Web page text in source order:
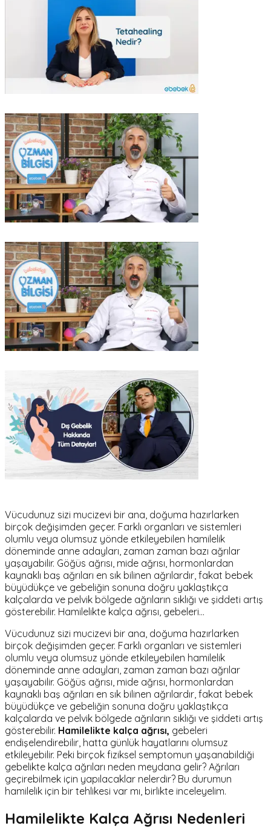
Vücudunuz sizi mucizevi bir ana, doğuma hazırlarken
birçok değişimden geçer. Farklı organları ve sistemleri
olumlu veya olumsuz yönde etkileyebilen hamilelik
döneminde anne adayları, zaman zaman bazı ağrılar
yaşayabilir. Göğüs ağrısı, mide ağrısı, hormonlardan
kaynaklı baş ağrıları en sık bilinen ağrılardır, fakat bebek
büyüdükçe ve gebeliğin sonuna doğru yaklaştıkça
kalçalarda ve pelvik bölgede ağrıların sıklığı ve şiddeti artış
gösterebilir. Hamilelikte kalça ağrısı, gebeleri…
Vücudunuz sizi mucizevi bir ana, doğuma hazırlarken
birçok değişimden geçer. Farklı organları ve sistemleri
olumlu veya olumsuz yönde etkileyebilen hamilelik
döneminde anne adayları, zaman zaman bazı ağrılar
yaşayabilir. Göğüs ağrısı, mide ağrısı, hormonlardan
kaynaklı baş ağrıları en sık bilinen ağrılardır, fakat bebek
büyüdükçe ve gebeliğin sonuna doğru yaklaştıkça
kalçalarda ve pelvik bölgede ağrıların sıklığı ve şiddeti artış
gösterebilir. Hamilelikte kalça ağrısı, gebeleri
endişelendirebilir, hatta günlük hayatlarını olumsuz
etkileyebilir. Peki birçok fiziksel semptomun yaşanabildiği
gebelikte kalça ağrıları neden meydana gelir? Ağrıları
geçirebilmek için yapılacaklar nelerdir? Bu durumun
hamilelik için bir tehlikesi var mı, birlikte inceleyelim.
Hamilelikte Kalça Ağrısı Nedenleri